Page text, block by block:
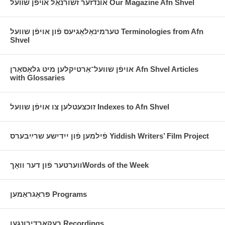
אונדזער זשורנאַל אױפֿן שװעל Our Magazine Afn Shvel
טערמינאָלאָגיעס פֿון אויפֿן שוועל Terminologies from Afn
Shvel
אויפֿן שוועל־אַרטיקלען מיט גלאָסאַרן Afn Shvel Articles
with Glossaries
זוכצעטלען צו אויפֿן שוועל Indexes to Afn Shvel
פֿילמען פֿון ייִדישע שרײַבערס Yiddish Writers’ Film Project
ווערטער פֿון דער וואָךWords of the Week
פּראָגראַמען Programs
רעקאָרדירונגען Recordings